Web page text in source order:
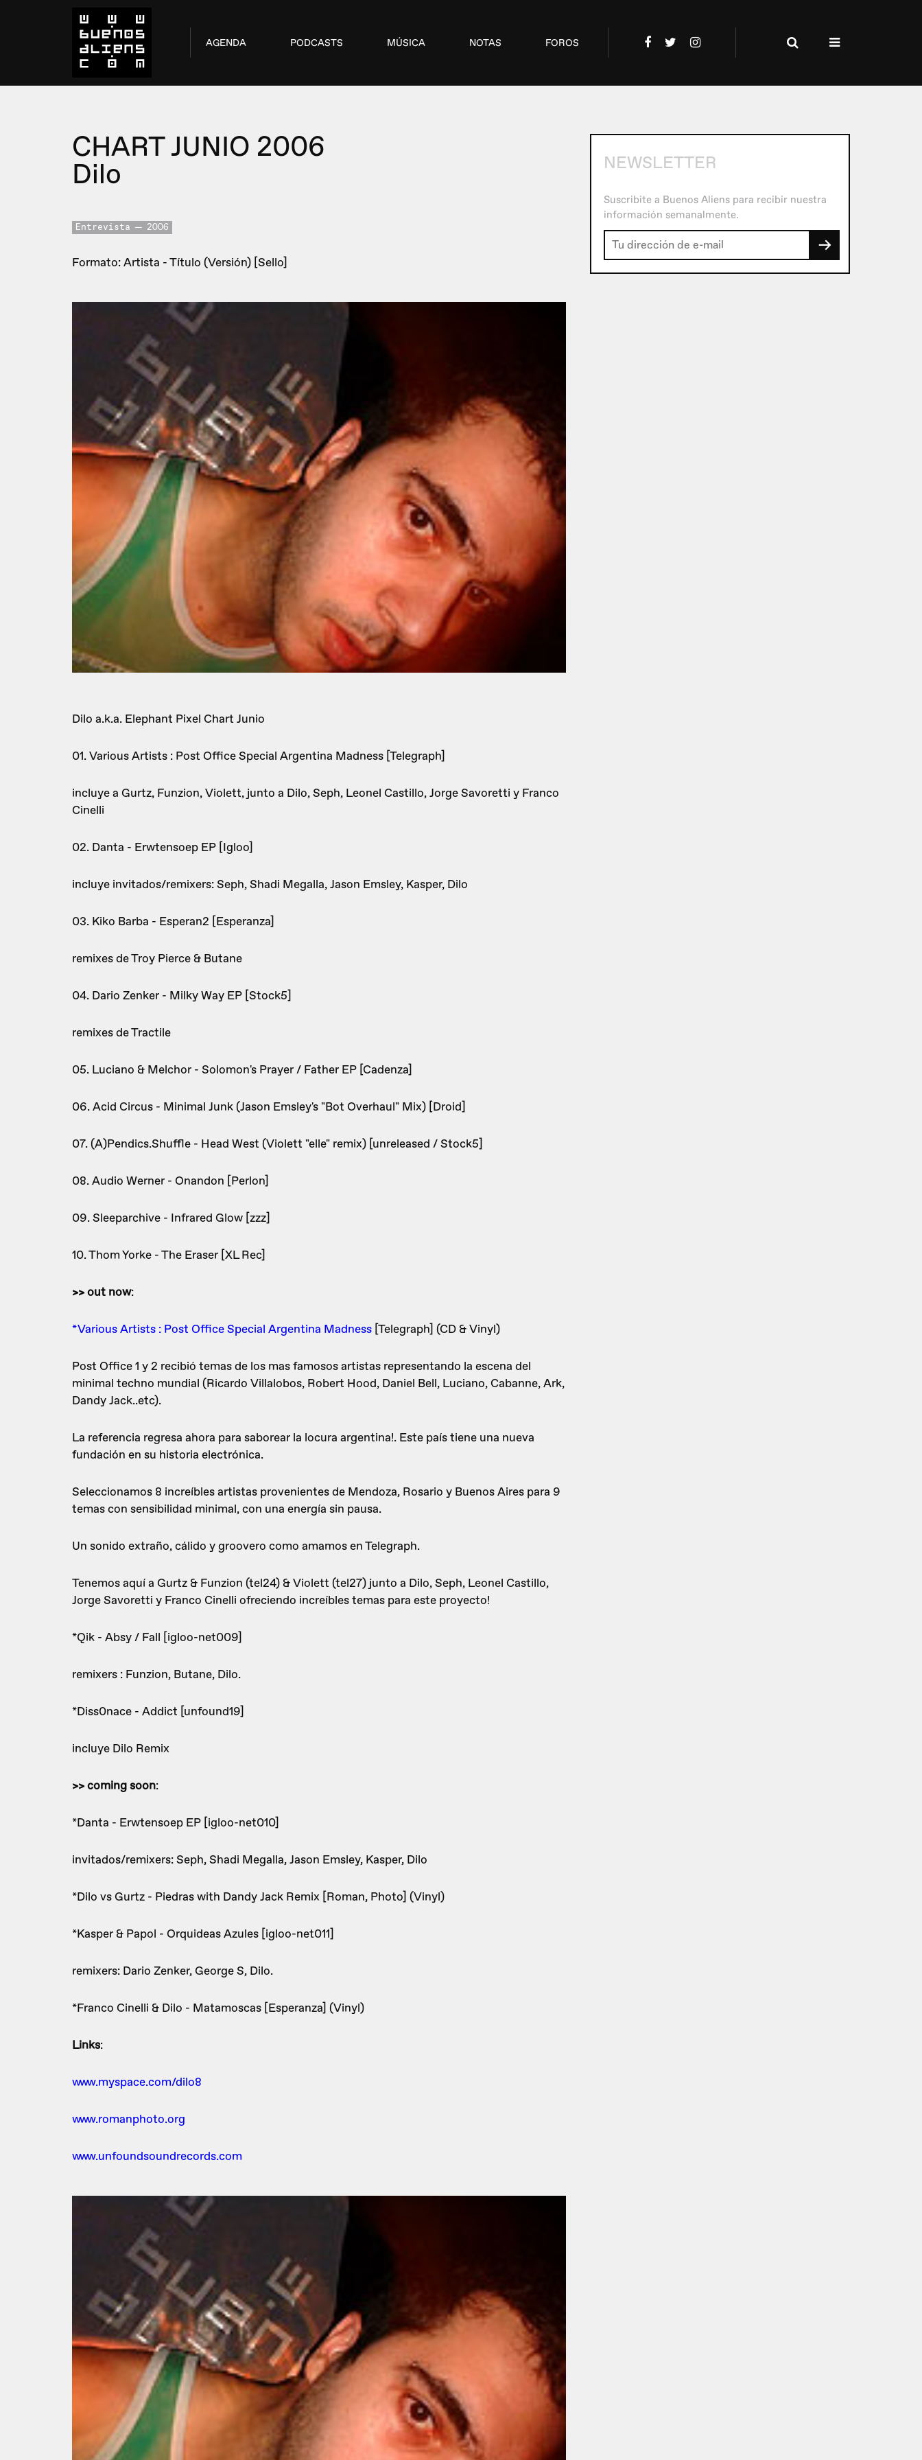
AGENDA PODCASTS MÚSICA NOTAS FOROS
CHART JUNIO 2006
Dilo
Entrevista 2006
Formato: Artista - Título (Versión) [Sello]
Dilo a.k.a. Elephant Pixel Chart Junio
01. Various Artists : Post Office Special Argentina Madness [Telegraph]
incluye a Gurtz, Funzion, Violett, junto a Dilo, Seph, Leonel Castillo, Jorge Savoretti y Franco
Cinelli
02. Danta - Erwtensoep EP [Igloo]
incluye invitados/remixers: Seph, Shadi Megalla, Jason Emsley, Kasper, Dilo
03. Kiko Barba - Esperan2 [Esperanza]
remixes de Troy Pierce & Butane
04. Dario Zenker - Milky Way EP [Stock5]
remixes de Tractile
05. Luciano & Melchor - Solomon's Prayer / Father EP [Cadenza]
06. Acid Circus - Minimal Junk (Jason Emsley's "Bot Overhaul" Mix) [Droid]
07. (A)Pendics.Shuffle - Head West (Violett "elle" remix) [unreleased / Stock5]
08. Audio Werner - Onandon [Perlon]
09. Sleeparchive - Infrared Glow [zzz]
10. Thom Yorke - The Eraser [XL Rec]
>> out now:
*Various Artists : Post Office Special Argentina Madness [Telegraph] (CD & Vinyl)
Post Office 1 y 2 recibió temas de los mas famosos artistas representando la escena del
minimal techno mundial (Ricardo Villalobos, Robert Hood, Daniel Bell, Luciano, Cabanne, Ark,
Dandy Jack..etc).
La referencia regresa ahora para saborear la locura argentina!. Este país tiene una nueva
fundación en su historia electrónica.
Seleccionamos 8 increíbles artistas provenientes de Mendoza, Rosario y Buenos Aires para 9
temas con sensibilidad minimal, con una energía sin pausa.
Un sonido extraño, cálido y groovero como amamos en Telegraph.
Tenemos aquí a Gurtz & Funzion (tel24) & Violett (tel27) junto a Dilo, Seph, Leonel Castillo,
Jorge Savoretti y Franco Cinelli ofreciendo increíbles temas para este proyecto!
*Qik - Absy / Fall [igloo-net009]
remixers : Funzion, Butane, Dilo.
*Diss0nace - Addict [unfound19]
incluye Dilo Remix
>> coming soon:
*Danta - Erwtensoep EP [igloo-net010]
invitados/remixers: Seph, Shadi Megalla, Jason Emsley, Kasper, Dilo
*Dilo vs Gurtz - Piedras with Dandy Jack Remix [Roman, Photo] (Vinyl)
*Kasper & Papol - Orquideas Azules [igloo-net011]
remixers: Dario Zenker, George S, Dilo.
*Franco Cinelli & Dilo - Matamoscas [Esperanza] (Vinyl)
Links:
www.myspace.com/dilo8
www.romanphoto.org
www.unfoundsoundrecords.com
NEWSLETTER
Suscribite a Buenos Aliens para recibir nuestra
información semanalmente.
→